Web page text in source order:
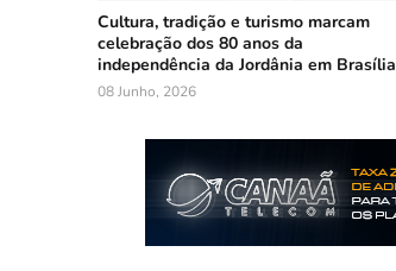
Cultura, tradição e turismo marcam
celebração dos 80 anos da
independência da Jordânia em Brasília
08 Junho, 2026